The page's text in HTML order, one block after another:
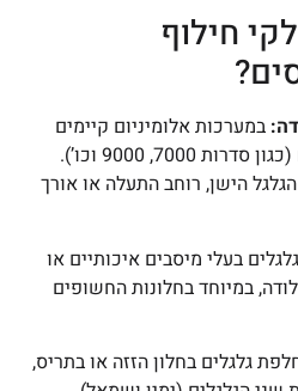
חילוף
במערכות אלומיניום קיימים
גדלים ופרופילים שונים (כגון סדרות 7000, 9000 וכו’).
הישן, רוחב התעלה או אורך
בעלי מיסבים איכותיים או
במיוחד בחלונות החשופים
גלגלים בחלון הזזה או בתריס,